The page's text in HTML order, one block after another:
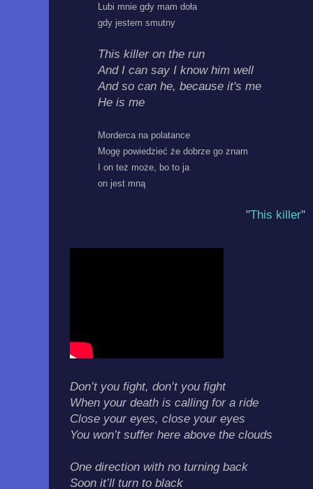
Lubi mnie gdy mam doła
gdy jestem smutny
This killer on the run
And I can say I know him well
And so can he, because it's me
He is me
Morderca na polatance
Mogę powiedzieć że dobrze go znam
I on też może, bo to ja
on jest mną
"This killer"
Don’t you fight, don’t you fight
When your death is calling for a ride
Close your eyes, close your eyes
You won’t suffer here above the clouds
One direction with no turning back
Soon it’ll turn to black